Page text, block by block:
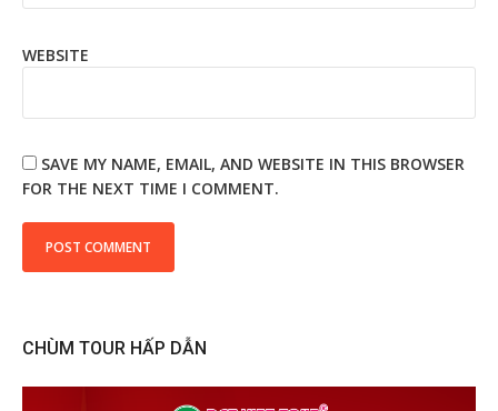
WEBSITE
SAVE MY NAME, EMAIL, AND WEBSITE IN THIS BROWSER
FOR THE NEXT TIME I COMMENT.
CHÙM TOUR HẤP DẪN